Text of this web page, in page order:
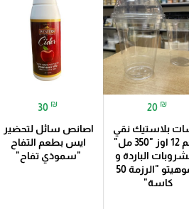
20 ₪
بلاستيك نقي
بحجم 12 اوز "350 مل"
الباردة و
الموهيتو "الرزمة 50
كاسة"
30 ₪
اصانص سائل لتحضير
ايس بطعم التفاح
"سموذي تفاح"